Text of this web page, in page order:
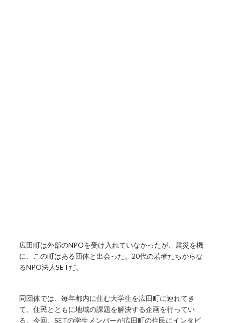
広田町は外部のNPOを受け入れていなかったが、震災を機
に、この町はある団体と出会った。20代の若者たちからな
るNPO法人SETだ。
同団体では、毎年都内に住む大学生を広田町に連れてき
て、住民とともに地域の課題を解決する企画を行ってい
る。今回、SETの学生メンバーが広田町の住民にインタビ